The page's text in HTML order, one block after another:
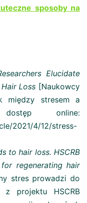
sposoby na
Elucidate
Loss [Naukowcy
między stresem a
dostęp online:
2021/4/12/stress-
to hair loss. HSCRB
regenerating hair
stres prowadzi do
z projektu HSCRB